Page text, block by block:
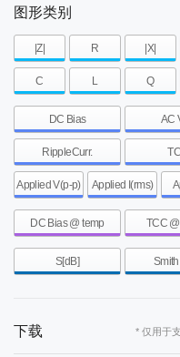
图形类别
|Z| R |X|
C L Q
DC Bias AC
RippleCurr.
Applied V(p-p) Applied I(rms)
DC Bias @ temp TCC
S[dB]
下载 * 仅用于